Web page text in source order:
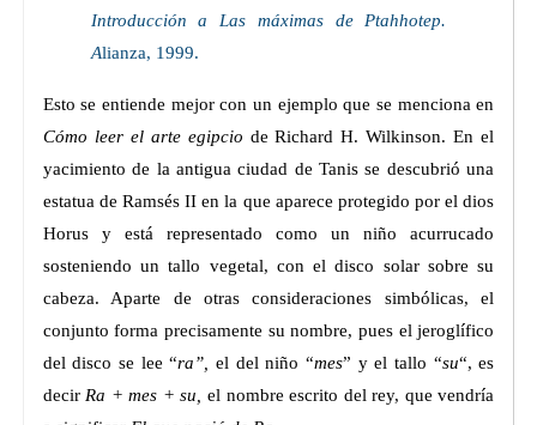
Introducción a Las máximas de Ptahhotep.
Alianza, 1999.
Esto se entiende mejor con un ejemplo que se menciona en
Cómo leer el arte egipcio de Richard H. Wilkinson. En el
yacimiento de la antigua ciudad de Tanis se descubrió una
estatua de Ramsés II en la que aparece protegido por el dios
Horus y está representado como un niño acurrucado
sosteniendo un tallo vegetal, con el disco solar sobre su
cabeza. Aparte de otras consideraciones simbólicas, el
conjunto forma precisamente su nombre, pues el jeroglífico
del disco se lee “ra”, el del niño “mes” y el tallo “su“, es
decir Ra + mes + su, el nombre escrito del rey, que vendría